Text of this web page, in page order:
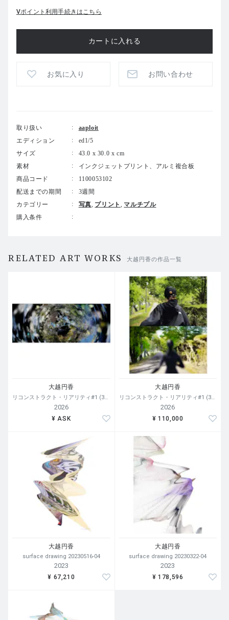
Vポイント利用手続きはこちら
お気に入り お問い合わせ
取り扱い
aaploit
エディション
ed1/5
サイズ
43.0 x 30.0 x cm
素材
インクジェットプリント、アルミ複合板
商品コード
1100053102
配送までの期間
3週間
カテゴリー
写真 プリント
マルチプル
購入条件
RELATED ART WORKS 大越円香の作品一覧
大越円香
2026
¥ ASK
大越円香
リコンストラクト・リアリティ#1 (35.1698075, 137.0654062)
2026
¥ 110,000
大越円香
surface drawing 20230516-04
2023
¥ 67,210
大越円香
surface drawing 20230322-04
2023
¥ 178,596